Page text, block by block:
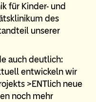
für Kinder- und
des
unserer
auch deutlich:
entwickeln wir
>ENTlich neue
noch mehr